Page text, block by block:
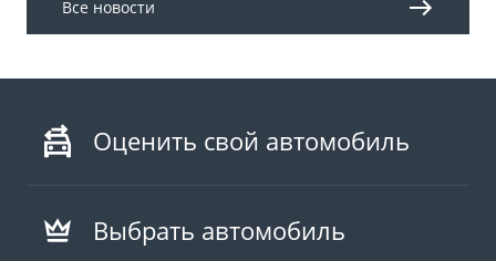
Все новости
Оценить свой автомобиль
Выбрать автомобиль